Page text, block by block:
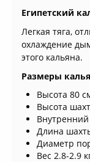
Египетский
Легкая тяга,
охлаждение
этого кальяна.
Размеры
Высота 80
Высота
Длина
Диаметр
Вес 2.8-2.9